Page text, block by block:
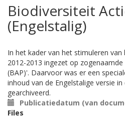
Biodiversiteit
(Engelstalig)
In het kader van het stimuleren
2012-2013 ingezet op
(BAP)'. Daarvoor was er een
inhoud van de Engelstalige versie
gearchiveerd.
Publicatiedatum (van
Files